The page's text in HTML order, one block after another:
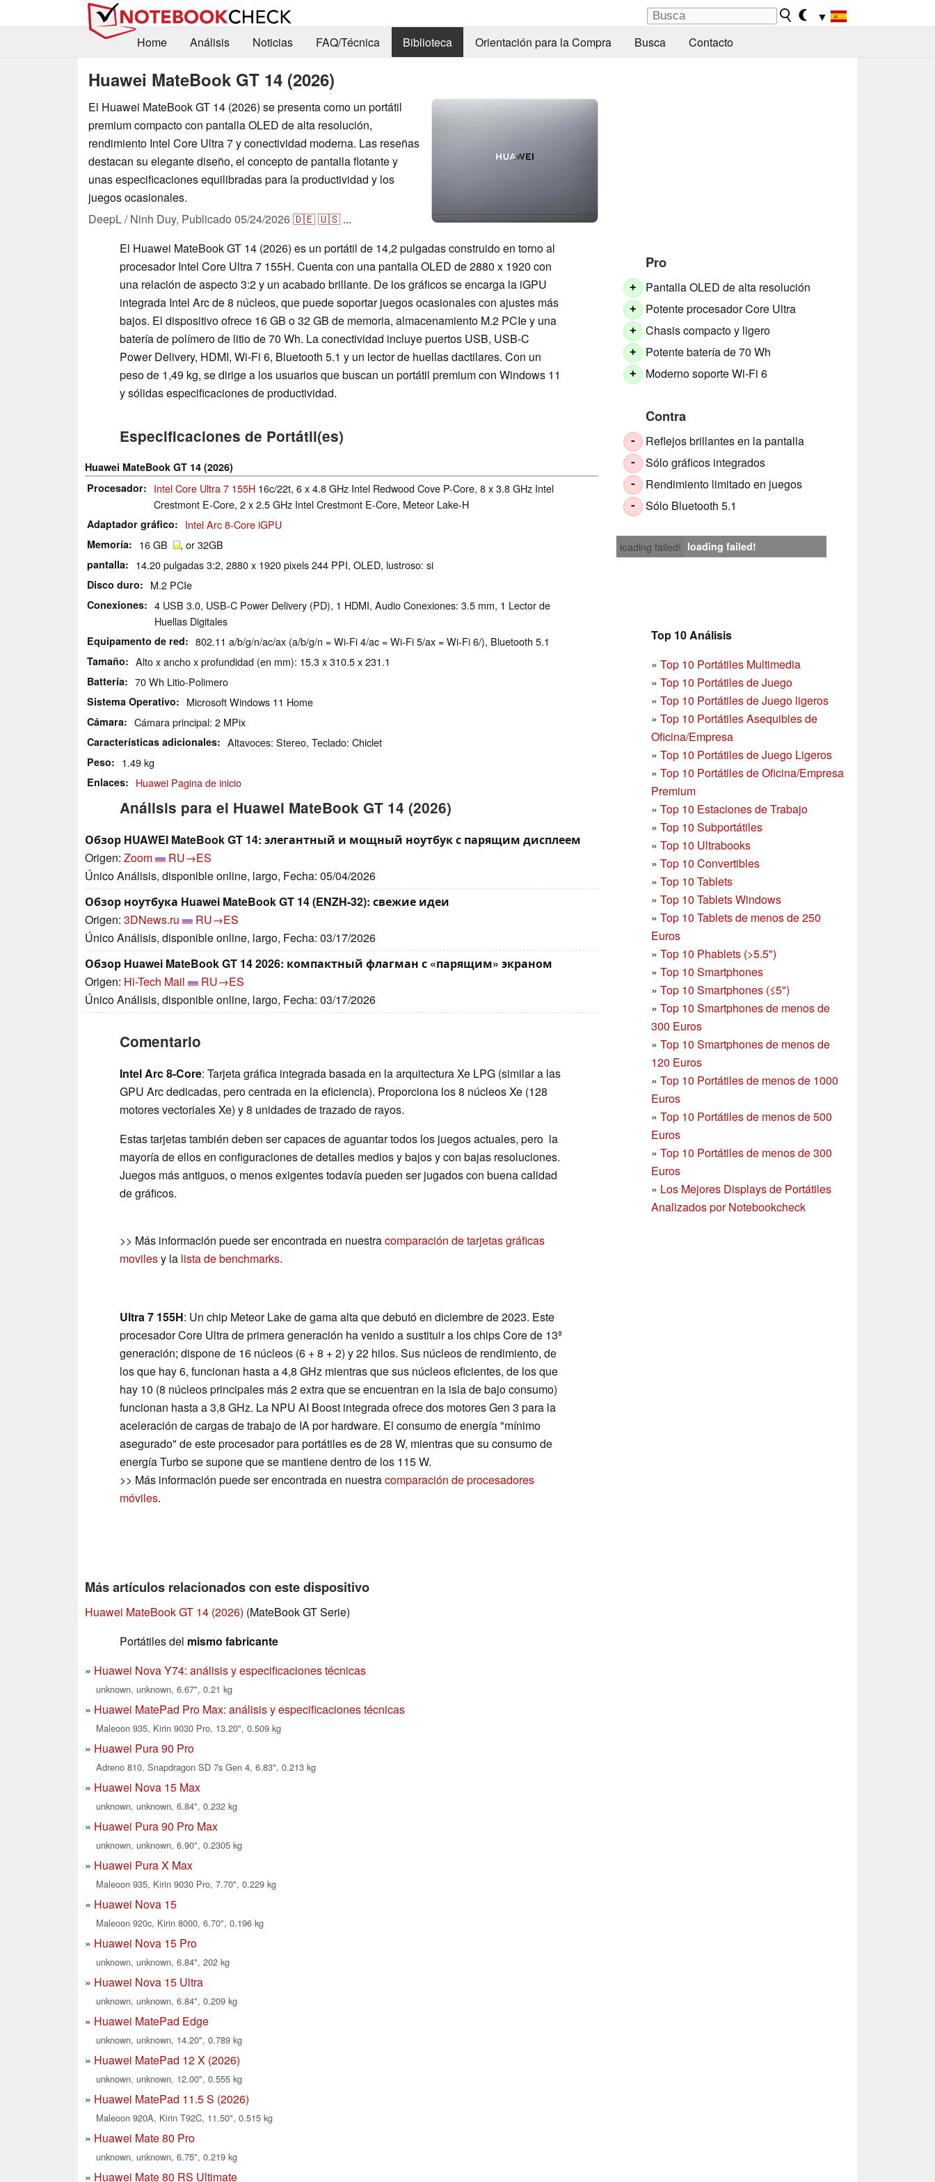
▼
Home
Análisis Noticias FAQ/Técnica Biblioteca Orientación para la Compra Busca Contacto
Huawei MateBook GT 14 (2026)
El Huawei MateBook GT 14 (2026) se presenta como un portátil
premium compacto con pantalla OLED de alta resolución,
rendimiento Intel Core Ultra 7 y conectividad moderna. Las reseñas
destacan su elegante diseño, el concepto de pantalla flotante y
unas especificaciones equilibradas para la productividad y los
juegos ocasionales.
DeepL / Ninh Duy, Publicado 05/24/2026🇩🇪🇺🇸 ...
Pro
+ Pantalla OLED de alta resolución
+ Potente procesador Core Ultra
+ Chasis compacto y ligero
+ Potente batería de 70 Wh
+ Moderno soporte Wi-Fi 6
Contra
- Reflejos brillantes en la pantalla
- Sólo gráficos integrados
- Rendimiento limitado en juegos
- Sólo Bluetooth 5.1
loading failed! loading failed!
El Huawei MateBook GT 14 (2026) es un portátil de 14,2 pulgadas construido en torno al
procesador Intel Core Ultra 7 155H. Cuenta con una pantalla OLED de 2880 x 1920 con
una relación de aspecto 3:2 y un acabado brillante. De los gráficos se encarga la iGPU
integrada Intel Arc de 8 núcleos, que puede soportar juegos ocasionales con ajustes más
bajos. El dispositivo ofrece 16 GB o 32 GB de memoria, almacenamiento M.2 PCIe y una
batería de polímero de litio de 70 Wh. La conectividad incluye puertos USB, USB-C
Power Delivery, HDMI, Wi-Fi 6, Bluetooth 5.1 y un lector de huellas dactilares. Con un
peso de 1,49 kg, se dirige a los usuarios que buscan un portátil premium con Windows 11
y sólidas especificaciones de productividad.
Top 10 Análisis
» Top 10 Portátiles Multimedia
» Top 10 Portátiles de Juego
» Top 10 Portátiles de Juego ligeros
» Top 10 Portátiles Asequibles de
Oficina/Empresa
» Top 10 Portátiles de Juego Ligeros
» Top 10 Portátiles de Oficina/Empresa
Premium
» Top 10 Estaciones de Trabajo
» Top 10 Subportátiles
» Top 10 Ultrabooks
» Top 10 Convertibles
» Top 10 Tablets
» Top 10 Tablets Windows
» Top 10 Tablets de menos de 250
Euros
» Top 10 Phablets (>5.5")
» Top 10 Smartphones
» Top 10 Smartphones (≤5")
» Top 10 Smartphones de menos de
300 Euros
» Top 10 Smartphonesde menos de
120 Euros
» Top 10 Portátiles de menos de 1000
Euros
» Top 10 Portátiles de menos de 500
Euros
» Top 10 Portátiles de menos de 300
Euros
» Los Mejores Displays de Portátiles
Analizados por Notebookcheck
Especificaciones de Portátil(es)
Huawei MateBook GT 14 (2026)
Procesador
Intel Core Ultra 7 155H 16c/22t, 6 x 4.8 GHz Intel Redwood Cove P-Core, 8 x 3.8 GHz Intel
Crestmont E-Core, 2 x 2.5 GHz Intel Crestmont E-Core, Meteor Lake-H
Adaptador gráfico Intel Arc 8-Core iGPU
Memoría 16 GB , or 32GB
pantalla 14.20 pulgadas 3:2, 2880 x 1920 pixels 244 PPI, OLED, lustroso: si
Disco duro M.2 PCIe
Conexiones
4 USB 3.0, USB-C Power Delivery (PD), 1 HDMI, Audio Conexiones: 3.5 mm, 1 Lector de
Huellas Digitales
Equipamento de red 802.11 a/b/g/n/ac/ax (a/b/g/n = Wi-Fi 4/ac = Wi-Fi 5/ax = Wi-Fi 6/), Bluetooth 5.1
Tamaño Alto x ancho x profundidad (en mm): 15.3 x 310.5 x 231.1
Battería 70 Wh Litio-Polimero
Sistema Operativo Microsoft Windows 11 Home
Cámara Cámara principal: 2 MPix
Características adicionales Altavoces: Stereo, Teclado: Chiclet
Peso 1.49 kg
Enlaces Huawei Pagina de inicio
Análisis para el Huawei MateBook GT 14 (2026)
Обзор HUAWEI MateBook GT 14: элегантный и мощный ноутбук с парящим дисплеем
Origen: Zoom
RU→ES
Único Análisis, disponible online, largo, Fecha: 05/04/2026
Обзор ноутбука Huawei MateBook GT 14 (ENZH-32): свежие идеи
Origen: 3DNews.ru
RU→ES
Único Análisis, disponible online, largo, Fecha: 03/17/2026
Обзор Huawei MateBook GT 14 2026: компактный флагман с «парящим» экраном
Origen: Hi-Tech Mail
RU→ES
Único Análisis, disponible online, largo, Fecha: 03/17/2026
Comentario
Intel Arc 8-Core: Tarjeta gráfica integrada basada en la arquitectura Xe LPG (similar a las
GPU Arc dedicadas, pero centrada en la eficiencia). Proporciona los 8 núcleos Xe (128
motores vectoriales Xe) y 8 unidades de trazado de rayos.
Estas tarjetas también deben ser capaces de aguantar todos los juegos actuales, pero la
mayoría de ellos en configuraciones de detalles medios y bajos y con bajas resoluciones.
Juegos más antiguos, o menos exigentes todavía pueden ser jugados con buena calidad
de gráficos.
>> Más información puede ser encontrada en nuestracomparación de tarjetas gráficas
movilesy la lista de benchmarks.
Ultra 7 155H: Un chip Meteor Lake de gama alta que debutó en diciembre de 2023. Este
procesador Core Ultra de primera generación ha venido a sustituir a los chips Core de 13ª
generación; dispone de 16 núcleos (6 + 8 + 2) y 22 hilos. Sus núcleos de rendimiento, de
los que hay 6, funcionan hasta a 4,8 GHz mientras que sus núcleos eficientes, de los que
hay 10 (8 núcleos principales más 2 extra que se encuentran en la isla de bajo consumo)
funcionan hasta a 3,8 GHz. La NPU AI Boost integrada ofrece dos motores Gen 3 para la
aceleración de cargas de trabajo de IA por hardware. El consumo de energía "mínimo
asegurado" de este procesador para portátiles es de 28 W, mientras que su consumo de
energía Turbo se supone que se mantiene dentro de los 115 W.
>> Más información puede ser encontrada en nuestracomparación de procesadores
móviles.
Más artículos relacionados con este dispositivo
Huawei MateBook GT 14 (2026) (MateBook GT Serie)
Portátiles del mismo fabricante
Huawei Nova Y74: análisis y especificaciones técnicas
unknown, unknown, 6.67", 0.21 kg
Huawei MatePad Pro Max: análisis y especificaciones técnicas
Maleoon 935, Kirin 9030 Pro, 13.20", 0.509 kg
Huawei Pura 90 Pro
Adreno 810, Snapdragon SD 7s Gen 4, 6.83", 0.213 kg
Huawei Nova 15 Max
unknown, unknown, 6.84", 0.232 kg
Huawei Pura 90 Pro Max
unknown, unknown, 6.90", 0.2305 kg
Huawei Pura X Max
Maleoon 935, Kirin 9030 Pro, 7.70", 0.229 kg
Huawei Nova 15
Maleoon 920c, Kirin 8000, 6.70", 0.196 kg
Huawei Nova 15 Pro
unknown, unknown, 6.84", 202 kg
Huawei Nova 15 Ultra
unknown, unknown, 6.84", 0.209 kg
Huawei MatePad Edge
unknown, unknown, 14.20", 0.789 kg
Huawei MatePad 12 X (2026)
unknown, unknown, 12.00", 0.555 kg
Huawei MatePad 11.5 S (2026)
Maleoon 920A, Kirin T92C, 11.50", 0.515 kg
Huawei Mate 80 Pro
unknown, unknown, 6.75", 0.219 kg
Huawei Mate 80 RS Ultimate